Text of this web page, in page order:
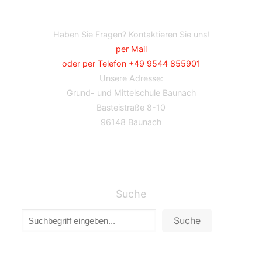
Haben Sie Fragen? Kontaktieren Sie uns!
per Mail
oder per Telefon +49 9544 855901
Unsere Adresse:
Grund- und Mittelschule Baunach
Basteistraße 8-10
96148 Baunach
Suche
Suche